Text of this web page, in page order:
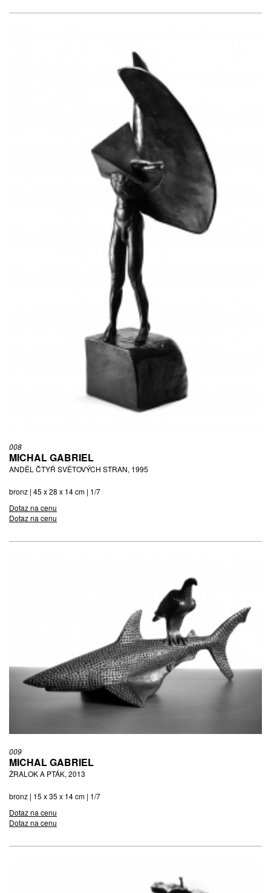
008
MICHAL GABRIEL
ANDĚL ČTYŘ SVĚTOVÝCH STRAN, 1995
bronz | 45 x 28 x 14 cm | 1/7
Dotaz na cenu
Dotaz na cenu
009
MICHAL GABRIEL
ŽRALOK A PTÁK, 2013
bronz | 15 x 35 x 14 cm | 1/7
Dotaz na cenu
Dotaz na cenu